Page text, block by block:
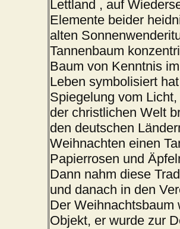
Lettland , auf
Elemente beider
alten
Tannenbaum
Baum von Kenntnis
Leben symbolisiert
Spiegelung vom
der christlichen Welt
den deutschen
Weihnachten einen
Papierrosen und
Dann nahm diese
und danach in den
Der Weihnachtsbaum
Objekt, er wurde zur